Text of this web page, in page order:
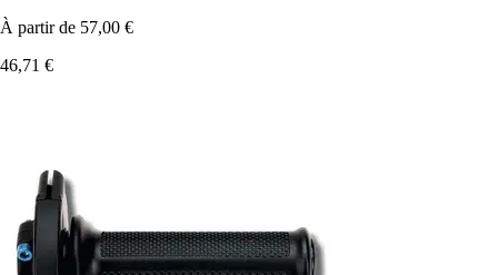
À partir de 57,00 €
46,71 €